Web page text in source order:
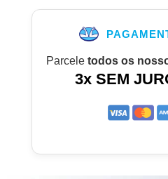
Parcele todos os
3x SEM